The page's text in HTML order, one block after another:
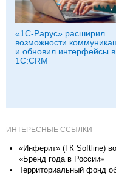
«1С-Рарус» расширил
возможности
и обновил интерфейсы в
1С:CRM
ИНТЕРЕСНЫЕ ССЫЛКИ
«Инферит» (ГК Softline)
«Бренд года в России»
Территориальный фонд